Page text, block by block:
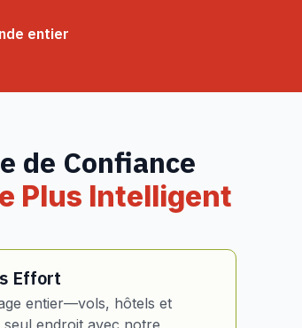
entier
de Confiance
Plus Intelligent
Effort
entier—vols, hôtels et
endroit avec notre